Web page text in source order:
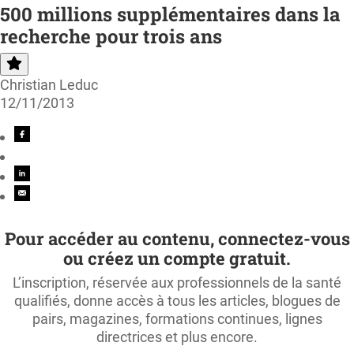
500 millions supplémentaires dans la
recherche pour trois ans
Christian Leduc
12/11/2013
Pour accéder au contenu, connectez-vous
ou créez un compte gratuit.
L’inscription, réservée aux professionnels de la santé
qualifiés, donne accès à tous les articles, blogues de
pairs, magazines, formations continues, lignes
directrices et plus encore.